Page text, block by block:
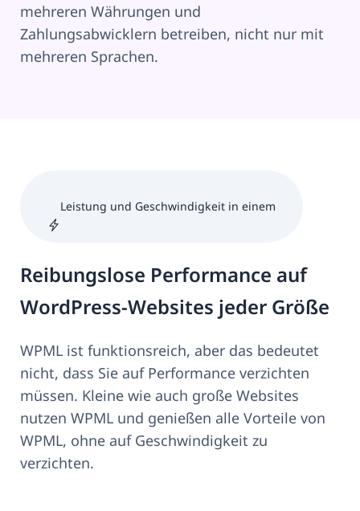
mehreren Währungen und
Zahlungsabwicklern betreiben, nicht nur mit
mehreren Sprachen.
Leistung und Geschwindigkeit in einem
Reibungslose Performance auf
WordPress-Websites jeder Größe
WPML ist funktionsreich, aber das bedeutet
nicht, dass Sie auf Performance verzichten
müssen. Kleine wie auch große Websites
nutzen WPML und genießen alle Vorteile von
WPML, ohne auf Geschwindigkeit zu
verzichten.